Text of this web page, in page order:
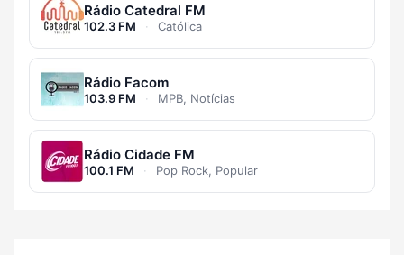
Rádio Catedral FM
102.3 FM · Católica
Rádio Facom
103.9 FM · MPB, Notícias
Rádio Cidade FM
100.1 FM · Pop Rock, Popular